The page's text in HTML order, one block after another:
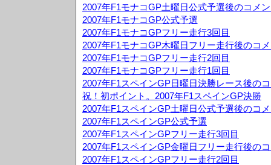
2007年F1モナコGP土曜日公式予選後のコメ
2007年F1モナコGP公式予選
2007年F1モナコGPフリー走行3回目
2007年F1モナコGP木曜日フリー走行後のコ
2007年F1モナコGPフリー走行2回目
2007年F1モナコGPフリー走行1回目
2007年F1スペインGP日曜日決勝レース後の
祝！初ポイント。2007年F1スペインGP決勝
2007年F1スペインGP土曜日公式予選後のコ
2007年F1スペインGP公式予選
2007年F1スペインGPフリー走行3回目
2007年F1スペインGP金曜日フリー走行後の
2007年F1スペインGPフリー走行2回目